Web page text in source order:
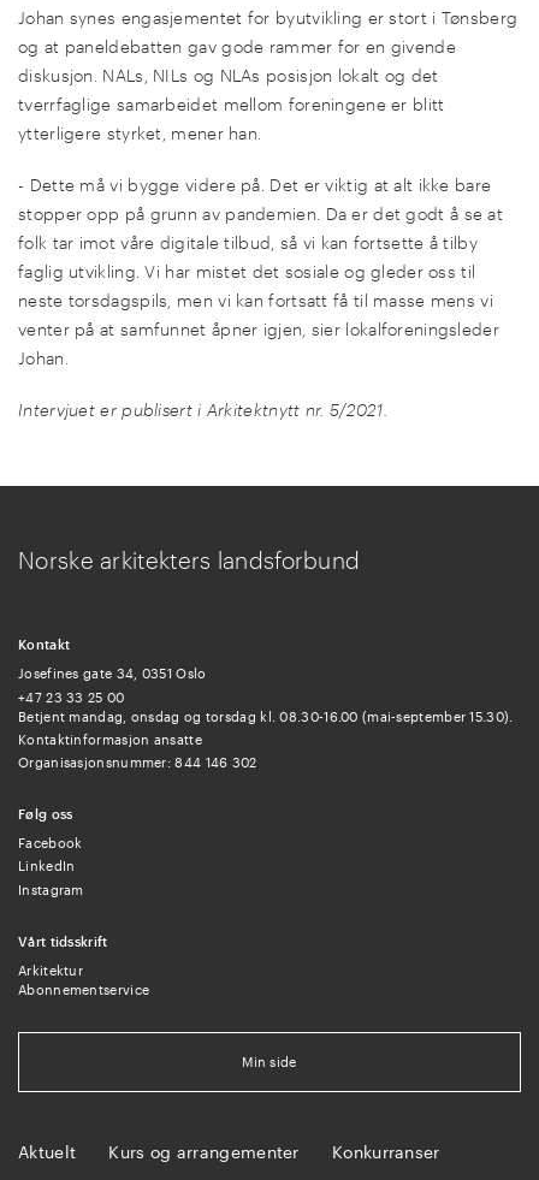
Johan synes engasjementet for byutvikling er stort i Tønsberg
og at paneldebatten gav gode rammer for en givende
diskusjon. NALs, NILs og NLAs posisjon lokalt og det
tverrfaglige samarbeidet mellom foreningene er blitt
ytterligere styrket, mener han.
- Dette må vi bygge videre på. Det er viktig at alt ikke bare
stopper opp på grunn av pandemien. Da er det godt å se at
folk tar imot våre digitale tilbud, så vi kan fortsette å tilby
faglig utvikling. Vi har mistet det sosiale og gleder oss til
neste torsdagspils, men vi kan fortsatt få til masse mens vi
venter på at samfunnet åpner igjen, sier lokalforeningsleder
Johan.
Intervjuet er publisert i Arkitektnytt nr. 5/2021.
Norske arkitekters landsforbund
Kontakt
Josefines gate 34, 0351 Oslo
+47 23 33 25 00
Betjent mandag, onsdag og torsdag kl. 08.30-16.00 (mai-september 15.30).
Kontaktinformasjon ansatte
Organisasjonsnummer: 844 146 302
Følg oss
Facebook
LinkedIn
Instagram
Vårt tidsskrift
Arkitektur
Abonnementservice
Min side
Aktuelt Kurs og arrangementer Konkurranser